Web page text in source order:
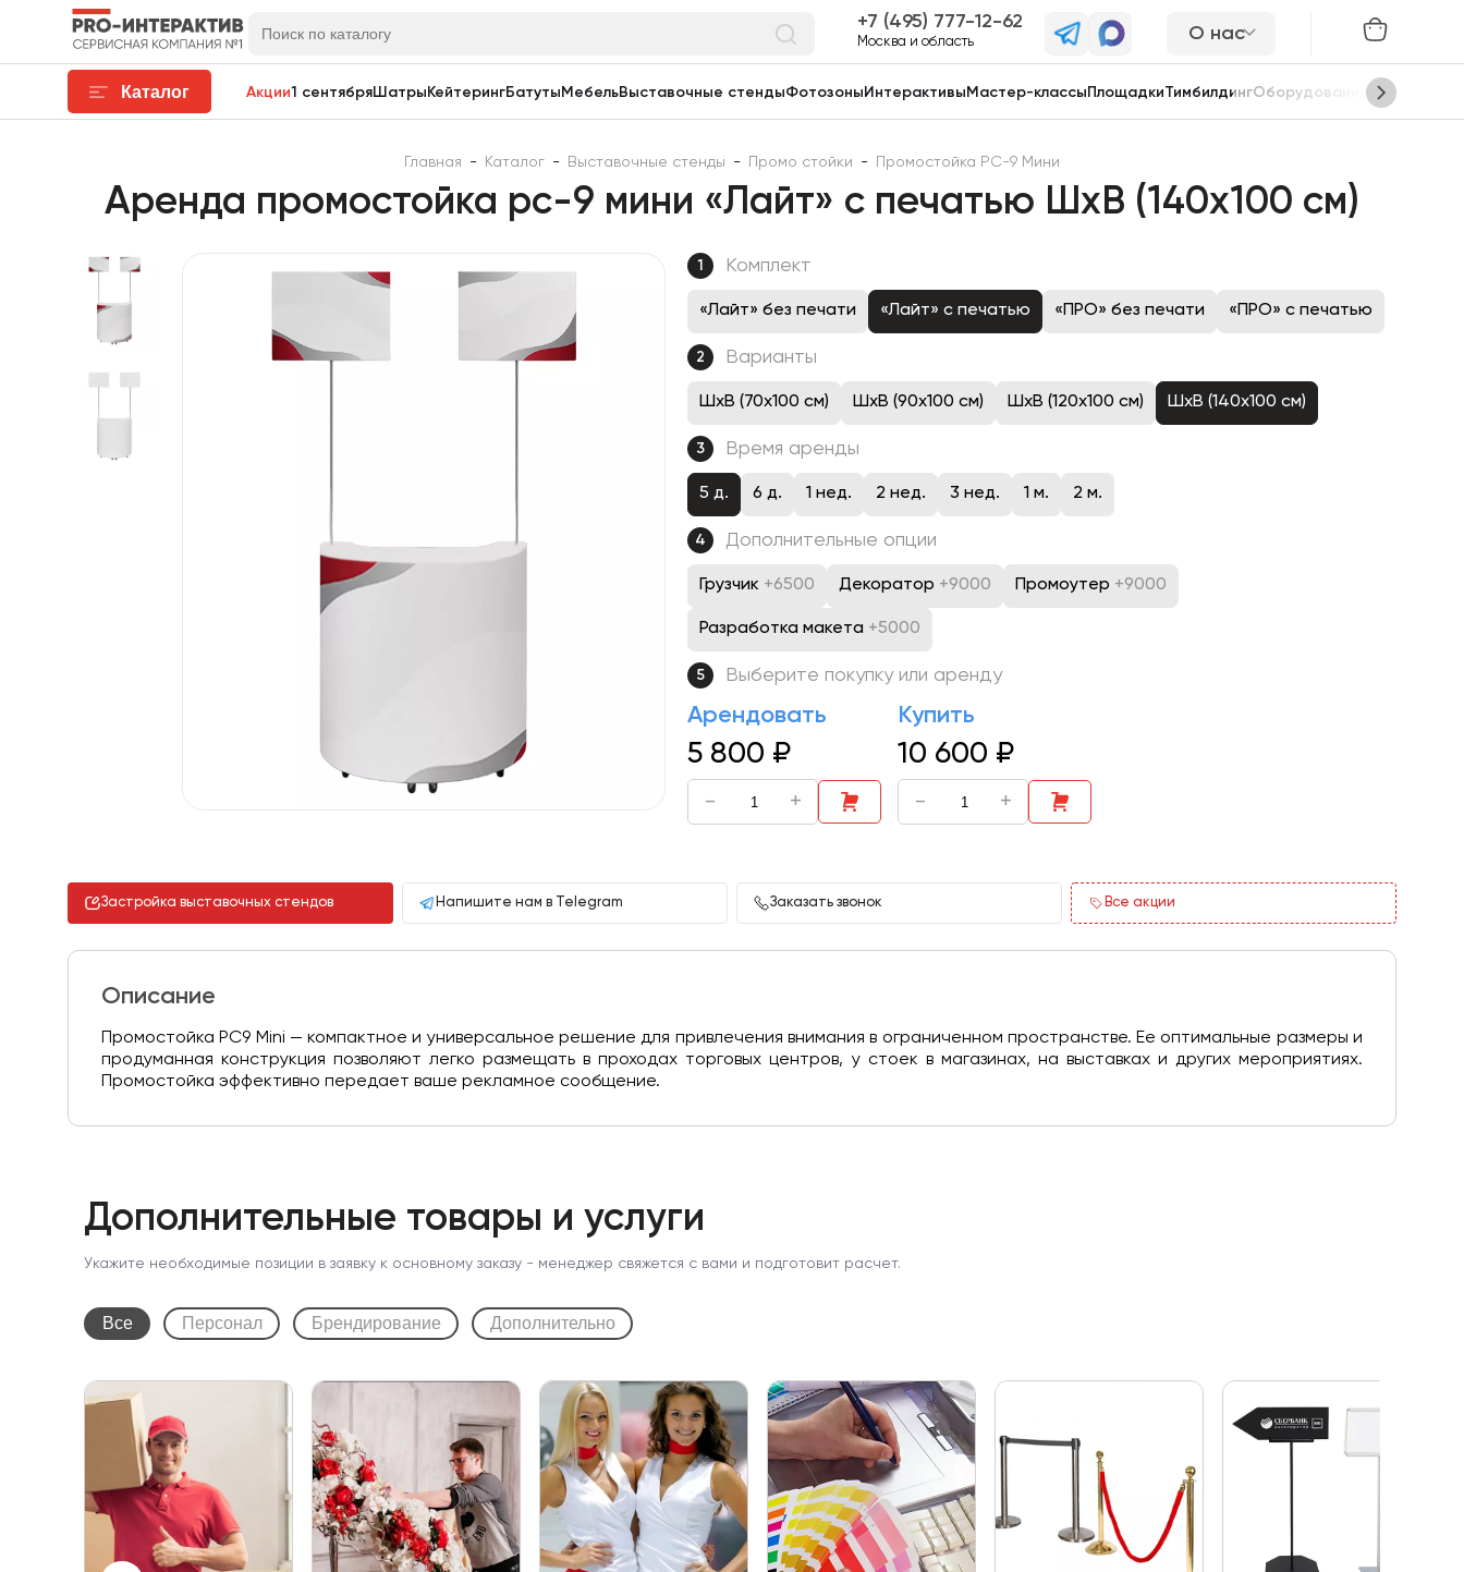
7 (495) 777-12-62
Москва и область О нас
Каталог Акции1 сентябряШатры КейтерингБатуты МебельВыставочные стендыФотозоны Интерактивы Мастер-классы ПлощадкиТимбилдингОборудование Сцены
Главная - Каталог - Выставочные стенды - Промо стойки - Промостойка PC-9 Мини
Аренда промостойка pc-9 мини «Лайт» с печатью ШхВ (140х100 см)
1 Комплект
«Лайт» без печати «Лайт» с печатью «ПРО» без печати «ПРО» с печатью
2 Варианты
ШхВ (70х100 см) ШхВ (90х100 см) ШхВ (120х100 см) ШхВ (140х100 см)
3 Время аренды
5 д. 6 д. 1 нед. 2 нед. 3 нед. 1 м. 2 м.
4 Дополнительные опции
Грузчик +6500 Декоратор +9000 Промоутер +9000
Разработка макета +5000
5 Выберите покупку или аренду
Арендовать
5 800 ₽
- +
Купить
10 600 ₽
- +
Застройка выставочных стендов Напишите нам в Telegram Заказать звонок Все акции
Описание
Промостойка PC9 Mini — компактное и универсальное решение для привлечения внимания в ограниченном пространстве. Ее оптимальные размеры и
продуманная конструкция позволяют легко размещать в проходах торговых центров, у стоек в магазинах, на выставках и других мероприятиях.
Промостойка эффективно передает ваше рекламное сообщение.
Дополнительные товары и услуги
Укажите необходимые позиции в заявку к основному заказу - менеджер свяжется с вами и подготовит расчет.
Все Персонал Брендирование Дополнительно